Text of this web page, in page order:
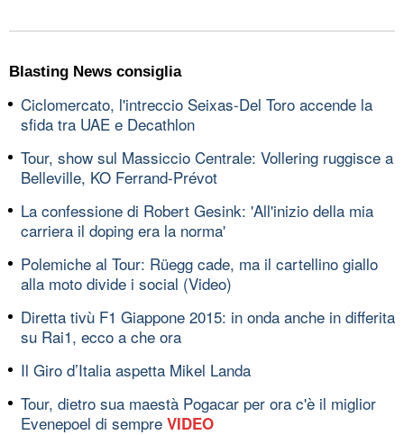
Blasting News consiglia
Ciclomercato, l'intreccio Seixas-Del Toro accende la
sfida tra UAE e Decathlon
Tour, show sul Massiccio Centrale: Vollering ruggisce a
Belleville, KO Ferrand-Prévot
La confessione di Robert Gesink: 'All'inizio della mia
carriera il doping era la norma'
Polemiche al Tour: Rüegg cade, ma il cartellino giallo
alla moto divide i social (Video)
Diretta tivù F1 Giappone 2015: in onda anche in differita
su Rai1, ecco a che ora
Il Giro d’Italia aspetta Mikel Landa
Tour, dietro sua maestà Pogacar per ora c'è il miglior
Evenepoel di sempre VIDEO